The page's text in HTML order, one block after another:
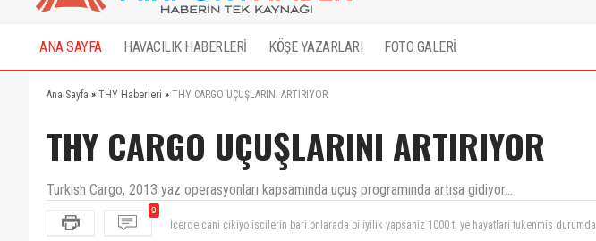
ANA SAYFA HAVACILIK HABERLERİ KÖŞE YAZARLARI FOTO GALERİ
Ana Sayfa » THY Haberleri » THY CARGO UÇUŞLARINI ARTIRIYOR
THY CARGO UÇUŞLARINI ARTIRIYOR
Turkish Cargo, 2013 yaz operasyonları kapsamında uçuş programında artışa gidiyor...
9
İcerde cani cikiyo iscilerin bari onlarada bi iyilik yapsaniz 1000 tl ye hayatlari tukenmis durumda